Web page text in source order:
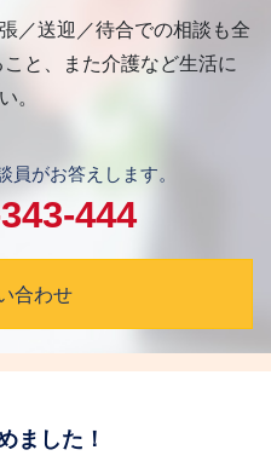
／送迎／待合での相談も全
と、また介護など生活に
。
がお答えします。
444
合わせ
ました！